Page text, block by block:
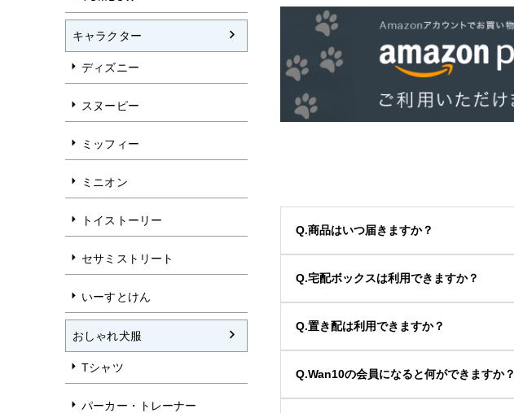
キャラクター
ディズニー
スヌーピー
ミッフィー
ミニオン
トイストーリー
セサミストリート
いーすとけん
おしゃれ犬服
Tシャツ
パーカー・トレーナー
Q.商品はいつ届きますか？
Q.宅配ボックスは利用できますか？
Q.置き配は利用できますか？
Q.Wan10の会員になると何ができますか？